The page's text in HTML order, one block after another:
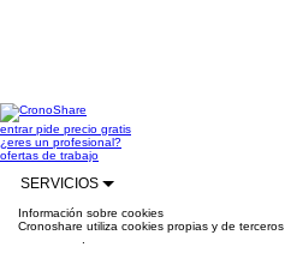
entrarpide precio gratis
¿eres un profesional?
ofertas de trabajo
SERVICIOS
Información sobre cookies
Cronoshare utiliza cookies propias y de